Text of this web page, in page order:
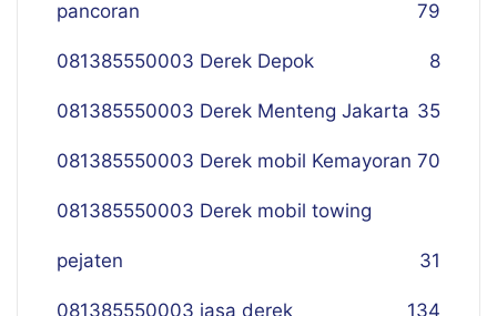
pancoran 79
081385550003 Derek Depok 8
081385550003 Derek Menteng Jakarta 35
081385550003 Derek mobil Kemayoran 70
081385550003 Derek mobil towing
pejaten 31
081385550003 jasa derek 134